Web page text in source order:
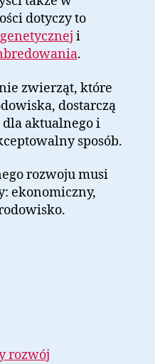
dotyczy to
i
.
zwierząt, które
dostarczą
aktualnego i
sposób.
rozwoju musi
ekonomiczny,
rozwój